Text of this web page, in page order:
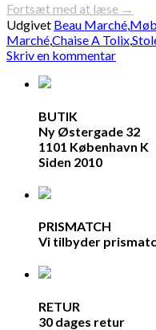
Fortsæt med at læse →
Udgivet Beau Marché,
Marché,Chaise A Tolix,
Skriv en kommentar
BUTIK
Ny Østergade 32
1101 København K
Siden 2010
PRISMATCH
Vi tilbyder
RETUR
30 dages retur